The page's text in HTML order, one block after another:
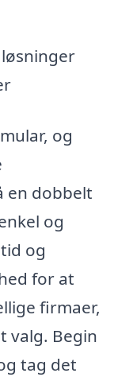
og
en dobbelt
og
og
for at
firmaer,
valg. Begin
tag det